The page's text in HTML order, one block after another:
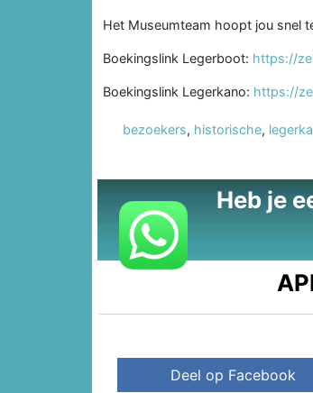
Het Museumteam hoopt jou snel
Boekingslink Legerboot: https://
Boekingslink Legerkano: https://
bezoekers, historische,
Heb je
Deel op Facebook